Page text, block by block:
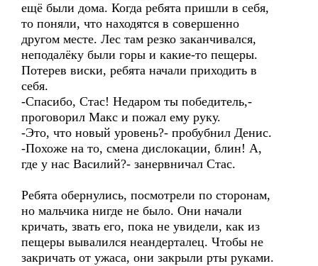
ещё были дома. Когда ребята пришли в себя,
то поняли, что находятся в совершенно
другом месте. Лес там резко заканчивался,
неподалёку были горы и какие-то пещеры.
Потерев виски, ребята начали приходить в
себя.
-Спасибо, Стас! Недаром ты победитель,-
проговорил Макс и пожал ему руку.
-Это, что новый уровень?- пробубнил Денис.
-Похоже на то, смена дислокации, блин! А,
где у нас Василий?- занервничал Стас.
Ребята обернулись, посмотрели по сторонам,
но мальчика нигде не было. Они начали
кричать, звать его, пока не увидели, как из
пещеры вывалился неандерталец. Чтобы не
закричать от ужаса, они закрыли рты руками.